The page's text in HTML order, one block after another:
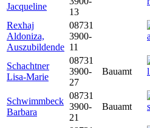
Jacqueline
13
Rexhaj
Aldoniza,
Auszubildende
08731
3900-
11
Schachtner
Lisa-Marie
08731
3900-
27
Bauamt
Schwimmbeck
Barbara
08731
3900-
21
Bauamt